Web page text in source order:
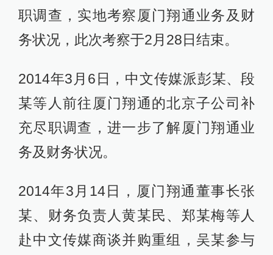
职调查，实地考察厦门翔通业务及财
务状况，此次考察于2月28日结束。
2014年3月6日，中文传媒派彭某、段
某等人前往厦门翔通的北京子公司补
充尽职调查，进一步了解厦门翔通业
务及财务状况。
2014年3月14日，厦门翔通董事长张
某、财务负责人黄某民、郑某梅等人
赴中文传媒商谈并购重组，吴某参与